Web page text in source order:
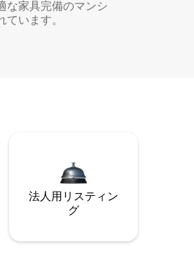
な家具完備のマンシ
います。
法人用リスティン
グ